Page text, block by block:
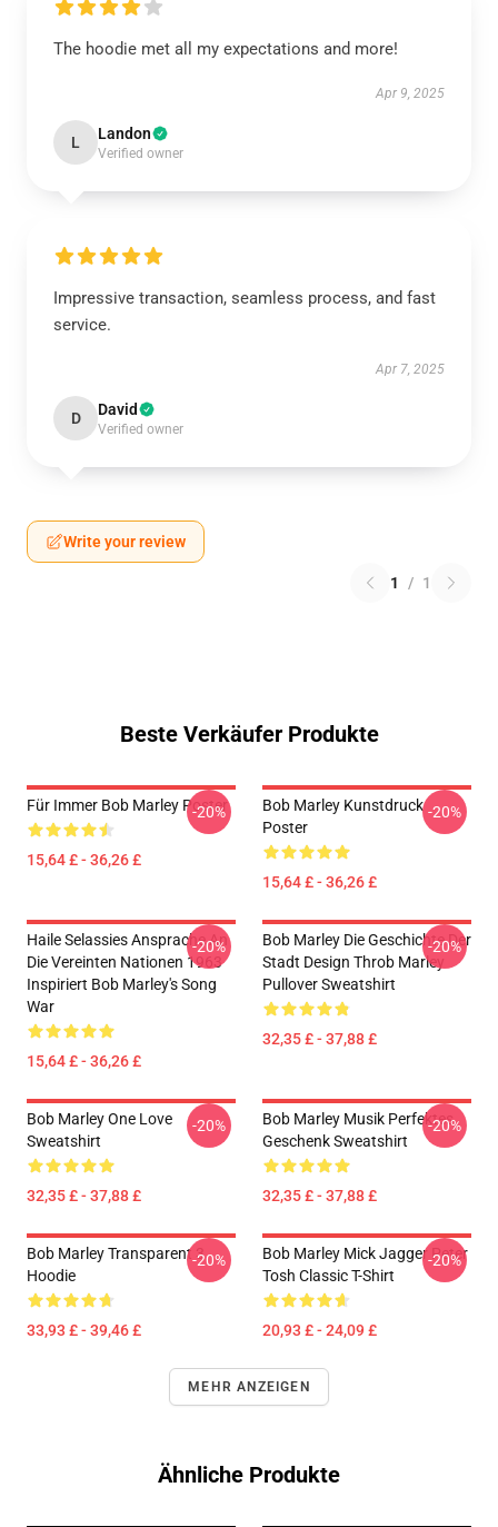
The hoodie met all my expectations and more!
Apr 9, 2025
L Landon
Verified owner
Impressive transaction, seamless process, and fast
service.
Apr 7, 2025
D David
Verified owner
Write your review
1 / 1
Beste Verkäufer Produkte
Für Immer Bob Marley Poster
15,64 £ - 36,26 £
-20%
Bob Marley Kunstdruck
Poster
15,64 £ - 36,26 £
-20%
Haile Selassies Ansprache An
Die Vereinten Nationen 1963
Inspiriert Bob Marley's Song
War
15,64 £ - 36,26 £
-20%
Bob Marley Die Geschichte Der
Stadt Design Throb Marley
Pullover Sweatshirt
32,35 £ - 37,88 £
-20%
Bob Marley One Love
Sweatshirt
32,35 £ - 37,88 £
-20%
Bob Marley Musik Perfektes
Geschenk Sweatshirt
32,35 £ - 37,88 £
-20%
Bob Marley Transparent 3
Hoodie
33,93 £ - 39,46 £
-20%
Bob Marley Mick Jagger Peter
Tosh Classic T-Shirt
20,93 £ - 24,09 £
-20%
MEHR ANZEIGEN
Ähnliche Produkte